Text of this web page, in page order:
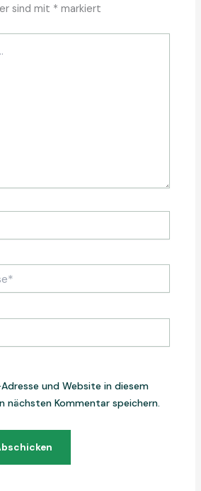
sind mit * markiert
und Website in diesem
nächsten Kommentar speichern.